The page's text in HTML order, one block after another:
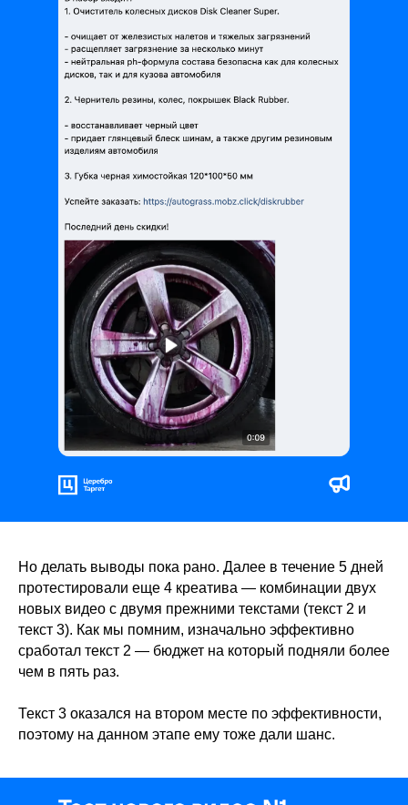
Но делать выводы пока рано. Далее в течение 5 дней
протестировали еще 4 креатива — комбинации двух
новых видео с двумя прежними текстами (текст 2 и
текст 3). Как мы помним, изначально эффективно
сработал текст 2 — бюджет на который подняли более
чем в пять раз.
Текст 3 оказался на втором месте по эффективности,
поэтому на данном этапе ему тоже дали шанс.